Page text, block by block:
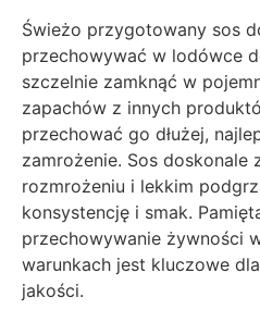
Świeżo przygotowany sos
przechowywać w lodówce
szczelnie zamknąć w
zapachów z innych
przechować go dłużej,
zamrożenie. Sos doskonale
rozmrożeniu i lekkim
konsystencję i smak.
przechowywanie żywności
warunkach jest kluczowe
jakości.